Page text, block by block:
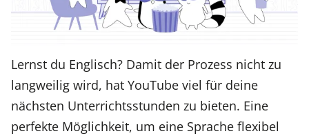
Lernst du Englisch? Damit der Prozess nicht zu
langweilig wird, hat YouTube viel für deine
nächsten Unterrichtsstunden zu bieten. Eine
perfekte Möglichkeit, um eine Sprache flexibel